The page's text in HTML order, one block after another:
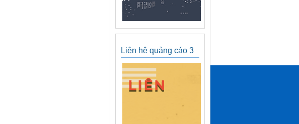
Liên hệ quảng cáo 3